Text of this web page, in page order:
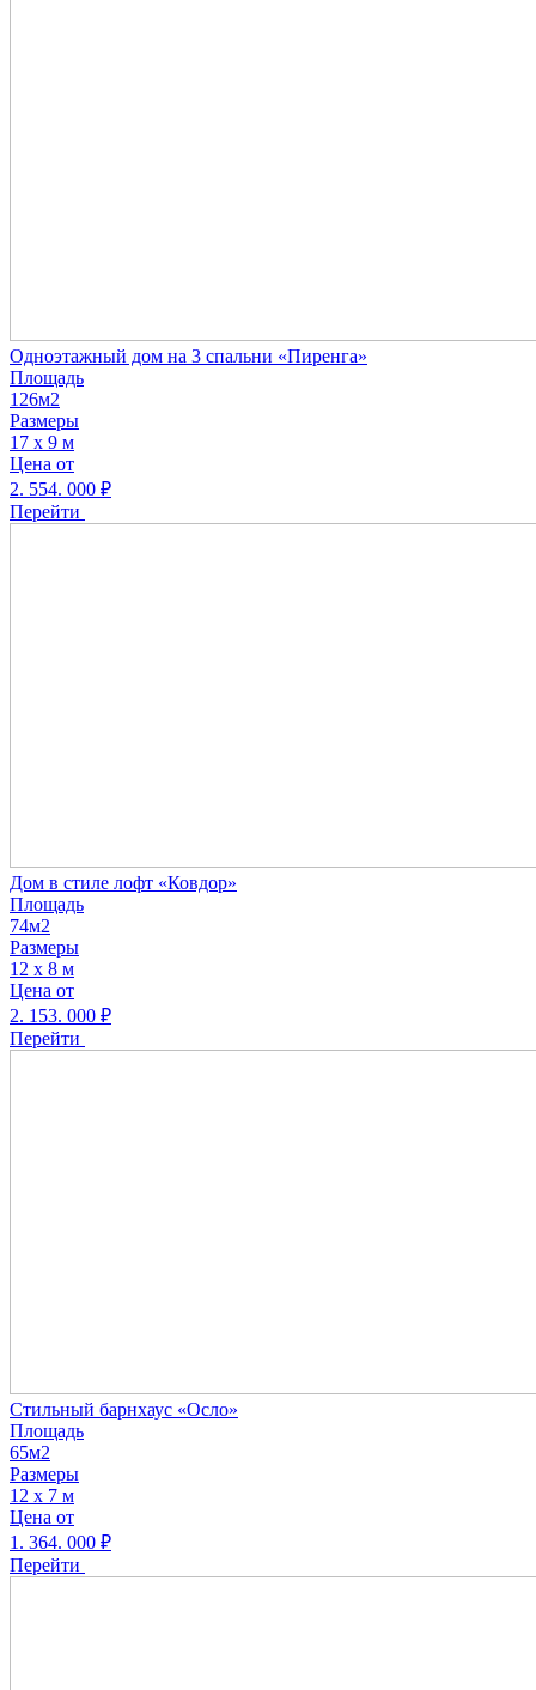
Одноэтажный дом на 3 спальни «Пиренга»
Площадь
126м2
Размеры
17 х 9 м
Цена от
2. 554. 000 ₽
Перейти
Дом в стиле лофт «Ковдор»
Площадь
74м2
Размеры
12 х 8 м
Цена от
2. 153. 000 ₽
Перейти
Стильный барнхаус «Осло»
Площадь
65м2
Размеры
12 х 7 м
Цена от
1. 364. 000 ₽
Перейти